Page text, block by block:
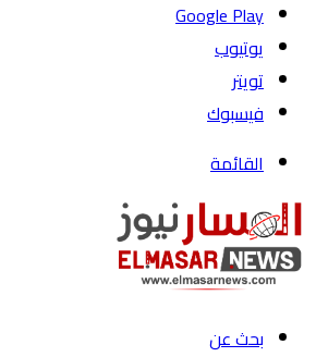
يوتيوب
تويتر
فيسبوك
القائمة
بحث عن